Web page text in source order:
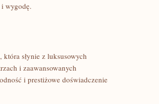
wygodę.
słynie z‍ luksusowych
i⁣ zaawansowanych
i prestiżowe doświadczenie